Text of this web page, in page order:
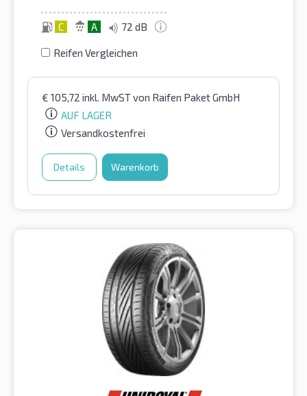
C A 72 dB
Reifen Vergleichen
€ 105,72 inkl. MwSTvon Raifen Paket GmbH
AUF LAGER
Versandkostenfrei
Details Warenkorb